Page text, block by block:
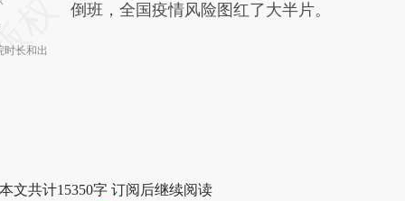
长和出
倒班，全国疫情风险图红了大半片。
本文共计15350字 订阅后继续阅读